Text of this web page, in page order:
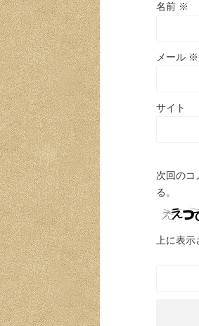
名前 ※
メール ※
サイト
次回のコ
る。
上に表